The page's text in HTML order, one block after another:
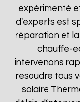
expérimenté
d'experts est
réparation et
chauffe-
intervenons
résoudre tous
solaire